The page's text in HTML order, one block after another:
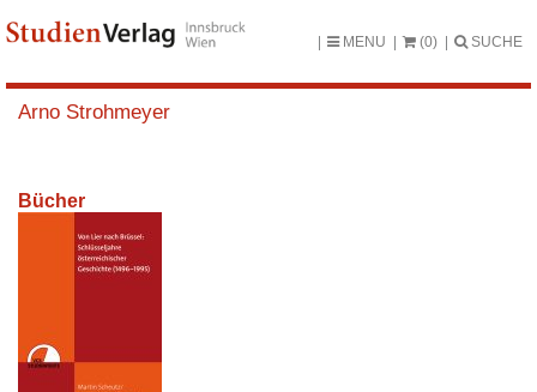
MENU (0) SUCHE
Arno Strohmeyer
Bücher